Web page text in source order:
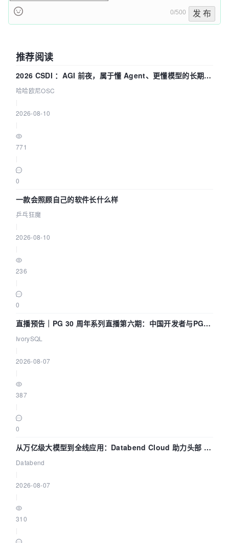
0/500 发 布
推荐阅读
2026 CSDI ：AGI 前夜，属于懂 Agent、更懂模型的长期深
耕企业
哈哈欧尼OSC
2026-08-10
771
0
一款会照顾自己的软件长什么样
乒乓狂魔
2026-08-10
236
0
直播预告｜PG 30 周年系列直播第六期：中国开发者与PG内
核——我们改得动吗？我们贡献了什么？
IvorySQL
2026-08-07
387
0
从万亿级大模型到全线应用：Databend Cloud 助力头部 AI
企业构建全链路 Trace 数据管道
Databend
2026-08-07
310